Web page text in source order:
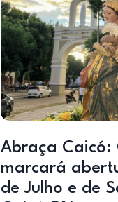
Abraça Caicó:
marcará
de Julho e de